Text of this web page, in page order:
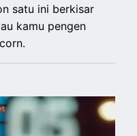
satu ini berkisar
kamu pengen